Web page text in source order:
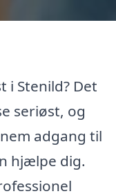
i Stenild? Det
seriøst, og
adgang til
hjælpe dig.